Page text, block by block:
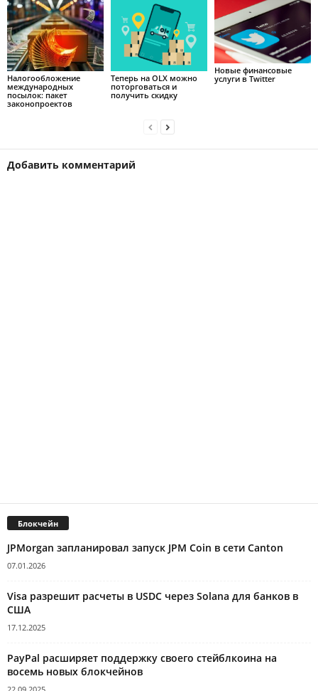
Налогообложение
международных
посылок: пакет
законопроектов
Теперь на OLX можно
поторговаться и
получить скидку
Новые финансовые
услуги в Twitter
Добавить комментарий
Блокчейн
JPMorgan запланировал запуск JPM Coin в сети Canton
07.01.2026
Visa разрешит расчеты в USDC через Solana для банков в
США
17.12.2025
PayPal расширяет поддержку своего стейблкоина на
восемь новых блокчейнов